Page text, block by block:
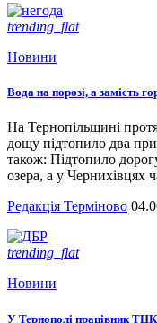
trending_flat
Новини
Вода на порозі, а замість
На Тернопільщині
дощу підтопило два
також: Підтопило
озера, а у Чернихівцях
Редакція Терміново
trending_flat
Новини
У Тернополі працівник ТЦК